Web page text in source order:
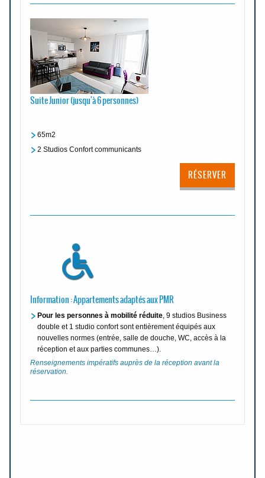
Suite Junior (jusqu'à 6 personnes)
65m2
2 Studios Confort communicants
RÉSERVER
Information : Appartements adaptés aux PMR
Pour les personnes à mobilité réduite, 9 studios Business
double et 1 studio confort sont entièrement équipés aux
nouvelles normes (entrée, salle de douche, WC, accès à la
réception et aux parties communes…).
Renseignements impératifs auprès de la réception avant la
réservation.